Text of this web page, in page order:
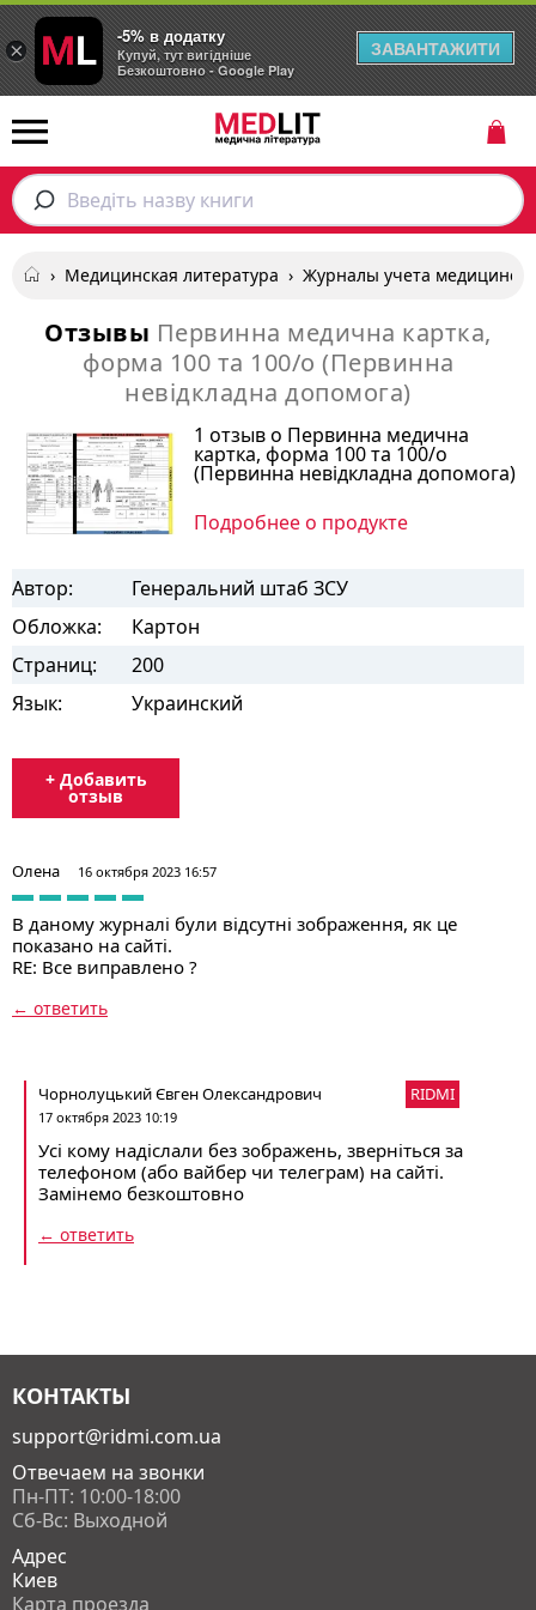
Введіть назву книги
› Медицинская литература › Журналы учета
Отзывы Первинна медична картка,
форма 100 та 100/о (Первинна
невідкладна допомога)
1 отзыв о Первинна медична
картка, форма 100 та 100/о
(Первинна невідкладна допомога)
Подробнее о продукте
Автор:
Генеральний штаб ЗСУ
Обложка:
Картон
Страниц:
200
Язык:
Украинский
+ Добавить
отзыв
Олена 16 октября 2023 16:57
В даному журналі були відсутні зображення, як це
показано на сайті.
RE: Все виправлено ?
← ответить
Чорнолуцький Євген Олександрович RIDMI
17 октября 2023 10:19
Усі кому надіслали без зображень, зверніться за
телефоном (або вайбер чи телеграм) на сайті.
Замінемо безкоштовно
← ответить
КОНТАКТЫ
support@ridmi.com.ua
Отвечаем на звонки
Пн-ПТ: 10:00-18:00
Сб-Вс: Выходной
Адрес
Киев
Карта проезда
×
-5% в додатку
Купуй, тут вигідніше
Безкоштовно - Google Play
ЗАВАНТАЖИТИ